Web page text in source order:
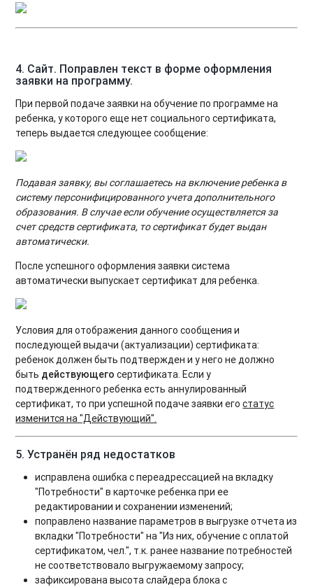
4. Сайт. Поправлен текст в форме оформления
заявки на программу.
При первой подаче заявки на обучение по программе на
ребенка, у которого еще нет социального сертификата,
теперь выдается следующее сообщение:
Подавая заявку, вы соглашаетесь на включение ребенка в
систему персонифицированного учета дополнительного
образования. В случае если обучение осуществляется за
счет средств сертификата, то сертификат будет выдан
автоматически.
После успешного оформления заявки система
автоматически выпускает сертификат для ребенка.
Условия для отображения данного сообщения и
последующей выдачи (актуализации) сертификата:
ребенок должен быть подтвержден и у него не должно
быть действующего сертификата. Если у
подтвержденного ребенка есть аннулированный
сертификат, то при успешной подаче заявки егостатус
изменится на "Действующий".
5. Устранён ряд недостатков
исправлена ошибка с переадрессацией на вкладку
"Потребности" в карточке ребенка при ее
редактировании и сохранении изменений;
поправлено название параметров в выгрузке отчета из
вкладки "Потребности" на "Из них, обучение с оплатой
сертификатом, чел.", т.к. ранее название потребностей
не соответствовало выгружаемому запросу;
зафиксирована высота слайдера блока с